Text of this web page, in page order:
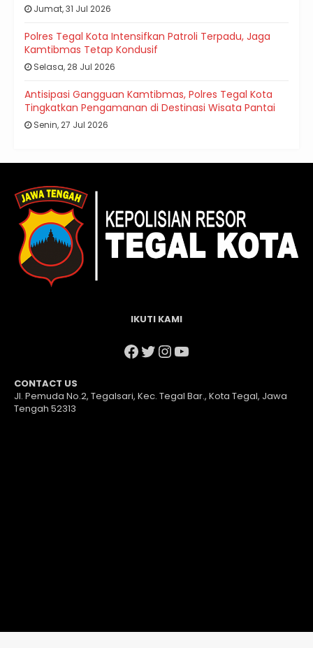
Jumat, 31 Jul 2026
Polres Tegal Kota Intensifkan Patroli Terpadu, Jaga
Kamtibmas Tetap Kondusif
Selasa, 28 Jul 2026
Antisipasi Gangguan Kamtibmas, Polres Tegal Kota
Tingkatkan Pengamanan di Destinasi Wisata Pantai
Senin, 27 Jul 2026
IKUTI KAMI
Facebook
Twitter
Instagram
YouTube
CONTACT US
Jl. Pemuda No.2, Tegalsari, Kec. Tegal Bar., Kota Tegal, Jawa
Tengah 52313